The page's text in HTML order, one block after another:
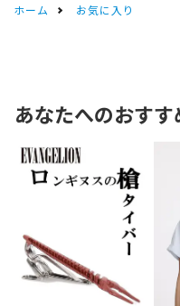
ホーム お気に入り